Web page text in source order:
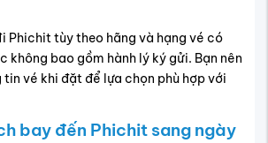
Phichit tùy theo hãng và hạng vé có
không bao gồm hành lý ký gửi. Bạn nên
vé khi đặt để lựa chọn phù hợp với
bay đến Phichit sang ngày